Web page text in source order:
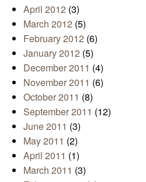
April 2012 (3)
March 2012 (5)
February 2012 (6)
January 2012 (5)
December 2011 (4)
November 2011 (6)
October 2011 (8)
September 2011 (12)
June 2011 (3)
May 2011 (2)
April 2011 (1)
March 2011 (3)